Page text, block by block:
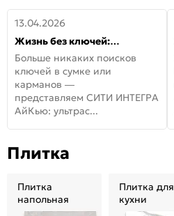
13.04.2026
Жизнь без ключей:
встречайте новую дверь
СИТИ ИНТЕГРА АйКью!
Больше никаких поисков
ключей в сумке или
карманов —
представляем СИТИ ИНТЕГРА
АйКью: ультрас...
Плитка
Плитка
напольная
Плитка для
кухни